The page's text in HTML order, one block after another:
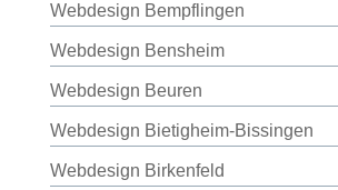
Webdesign Bempflingen
Webdesign Bensheim
Webdesign Beuren
Webdesign Bietigheim-Bissingen
Webdesign Birkenfeld